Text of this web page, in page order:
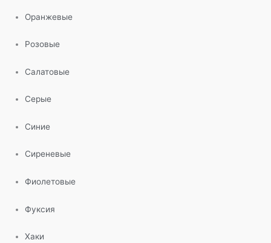
Оранжевые
Розовые
Салатовые
Серые
Синие
Сиреневые
Фиолетовые
Фуксия
Хаки